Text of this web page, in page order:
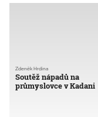
Soutěž nápadů na
průmyslovce v Kadani
Zdeněk Hrdina